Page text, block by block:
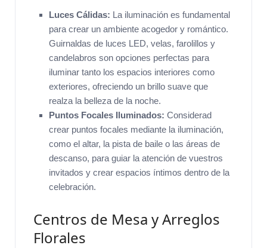
Luces Cálidas: La iluminación es fundamental
para crear un ambiente acogedor y romántico.
Guirnaldas de luces LED, velas, farolillos y
candelabros son opciones perfectas para
iluminar tanto los espacios interiores como
exteriores, ofreciendo un brillo suave que
realza la belleza de la noche.
Puntos Focales Iluminados: Considerad
crear puntos focales mediante la iluminación,
como el altar, la pista de baile o las áreas de
descanso, para guiar la atención de vuestros
invitados y crear espacios íntimos dentro de la
celebración.
Centros de Mesa y Arreglos
Florales